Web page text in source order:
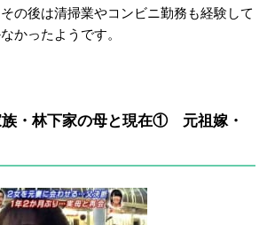
の後は清掃業やコンビニ勤務も経験して
かったようです。
族・林下家の母と現在① 元祖嫁・